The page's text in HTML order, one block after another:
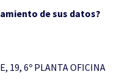
de sus datos?
19, 6º PLANTA OFICINA